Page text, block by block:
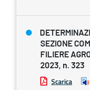
SEZIONE
FILIERE
2023, n. 323
Scarica